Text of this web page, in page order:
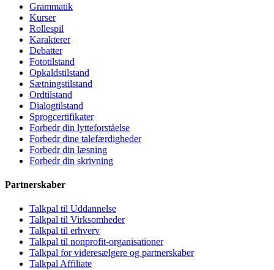
Grammatik
Kurser
Rollespil
Karakterer
Debatter
Fototilstand
Opkaldstilstand
Sætningstilstand
Ordtilstand
Dialogtilstand
Sprogcertifikater
Forbedr din lytteforståelse
Forbedr dine talefærdigheder
Forbedr din læsning
Forbedr din skrivning
Partnerskaber
Talkpal til Uddannelse
Talkpal til Virksomheder
Talkpal til erhverv
Talkpal til nonprofit-organisationer
Talkpal for videresælgere og partnerskaber
Talkpal Affiliate